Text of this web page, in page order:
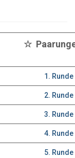
☆
1. Runde
2. Runde
3. Runde
4. Runde
5. Runde